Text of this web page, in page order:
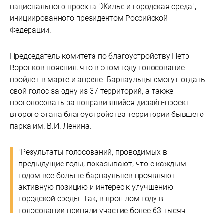
национального проекта "Жилье и городская среда",
инициированного президентом Российской
Федерации.
Председатель комитета по благоустройству Петр
Воронков пояснил, что в этом году голосование
пройдет в марте и апреле. Барнаульцы смогут отдать
свой голос за одну из 37 территорий, а также
проголосовать за понравившийся дизайн-проект
второго этапа благоустройства территории бывшего
парка им. В.И. Ленина.
"Результаты голосований, проводимых в
предыдущие годы, показывают, что с каждым
годом все больше барнаульцев проявляют
активную позицию и интерес к улучшению
городской среды. Так, в прошлом году в
голосовании приняли участие более 63 тысяч